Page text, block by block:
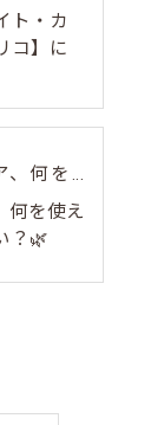
ト・カ
コ】に
毎日のホームケア、何を使えばいいか迷ってない？🌿
何を使え
？🌿